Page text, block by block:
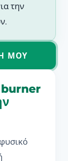
την
ΜΟΥ
burner